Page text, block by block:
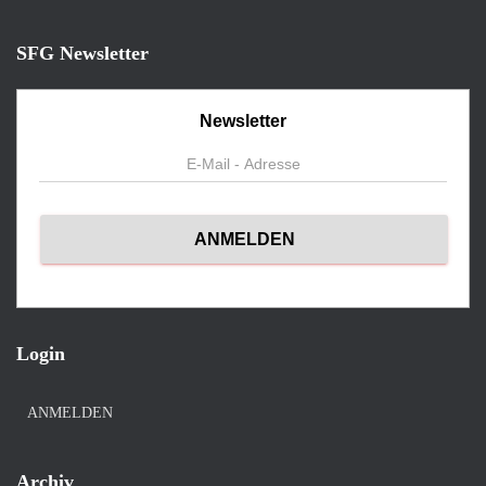
SFG Newsletter
Newsletter
Login
ANMELDEN
Archiv